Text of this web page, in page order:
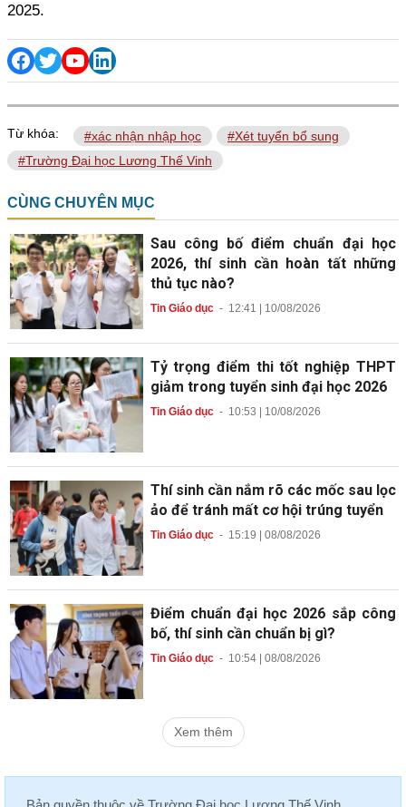
2025.
Từ khóa: #xác nhận nhập học
#Xét tuyển bổ sung
#Trường Đại học Lương Thế Vinh
CÙNG CHUYÊN MỤC
Sau công bố điểm chuẩn đại học
2026, thí sinh cần hoàn tất những
thủ tục nào?
Tin Giáo dục- 12:41 | 10/08/2026
Tỷ trọng điểm thi tốt nghiệp THPT
giảm trong tuyển sinh đại học 2026
Tin Giáo dục- 10:53 | 10/08/2026
Thí sinh cần nắm rõ các mốc sau lọc
ảo để tránh mất cơ hội trúng tuyển
Tin Giáo dục- 15:19 | 08/08/2026
Điểm chuẩn đại học 2026 sắp công
bố, thí sinh cần chuẩn bị gì?
Tin Giáo dục- 10:54 | 08/08/2026
Xem thêm